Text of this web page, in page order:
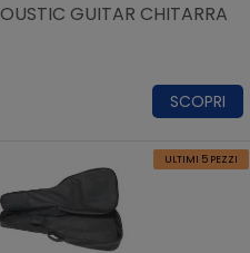
GUITAR CHITARRA
SCOPRI
ULTIMI 5 PEZZI